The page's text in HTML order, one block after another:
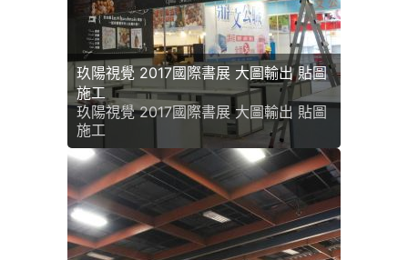
玖陽視覺 2017國際書展 大圖輸出 貼圖
施工
玖陽視覺 2017國際書展 大圖輸出 貼圖
施工